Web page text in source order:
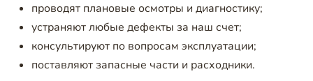
проводят плановые осмотры и диагностику;
устраняют любые дефекты за наш счет;
консультируют по вопросам эксплуатации;
поставляют запасные части и расходники.